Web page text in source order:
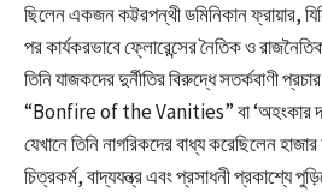
ছিলেন একজন কট্টরপন্থী ডমিনিকান ফ্রায়ার,
পর কার্যকরভাবে ফ্লোরেন্সের নৈতিক ও
তিনি যাজকদের দুর্নীতির বিরুদ্ধে সতর্কবাণী
“Bonfire of the Vanities” বা ‘অহংকার
যেখানে তিনি নাগরিকদের বাধ্য করেছিলেন
চিত্রকর্ম, বাদ্যযন্ত্র এবং প্রসাধনী প্রকাশ্যে